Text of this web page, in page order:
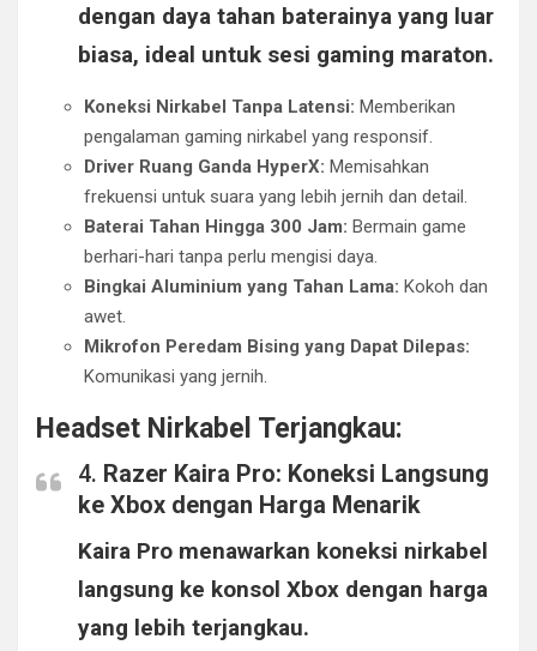
dengan daya tahan baterainya yang luar
biasa, ideal untuk sesi gaming maraton.
Koneksi Nirkabel Tanpa Latensi: Memberikan
pengalaman gaming nirkabel yang responsif.
Driver Ruang Ganda HyperX: Memisahkan
frekuensi untuk suara yang lebih jernih dan detail.
Baterai Tahan Hingga 300 Jam: Bermain game
berhari-hari tanpa perlu mengisi daya.
Bingkai Aluminium yang Tahan Lama: Kokoh dan
awet.
Mikrofon Peredam Bising yang Dapat Dilepas:
Komunikasi yang jernih.
Headset Nirkabel Terjangkau:
4. Razer Kaira Pro: Koneksi Langsung
ke Xbox dengan Harga Menarik
Kaira Pro menawarkan koneksi nirkabel
langsung ke konsol Xbox dengan harga
yang lebih terjangkau.